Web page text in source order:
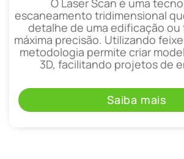
escaneamento tridimensional
detalhe de uma edificação
máxima precisão. Utilizando
metodologia permite criar
3D, facilitando projetos de
Saiba mais